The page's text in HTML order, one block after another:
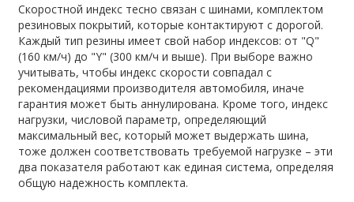
Скоростной индекс тесно связан сшинами,комплектом
резиновых покрытий, которые контактируют с дорогой.
Каждый типрезины имеет свой набор индексов: от "Q"
(160 км/ч) до "Y" (300 км/ч и выше). При выборе важно
учитывать, чтобы индекс скорости совпадал с
рекомендациями производителя автомобиля, иначе
гарантия может быть аннулирована. Кроме того,индекс
нагрузки,числовой параметр, определяющий
максимальный вес, который может выдержать шина,
тоже должен соответствовать требуемой нагрузке – эти
два показателя работают как единая система, определяя
общую надежность комплекта.